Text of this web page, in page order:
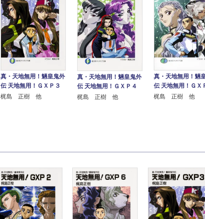
真・天地無用！魎皇鬼外
伝 天地無用！ＧＸＰ３
梶島 正樹 他
真・天地無用！魎皇鬼外
伝 天地無用！ＧＸＰ４
梶島 正樹 他
真・天地無用！魎
伝 天地無用！ＧＸ
梶島 正樹 他